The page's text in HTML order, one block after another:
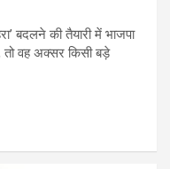
बदलने की तैयारी में भाजपा
तो वह अक्सर किसी बड़े